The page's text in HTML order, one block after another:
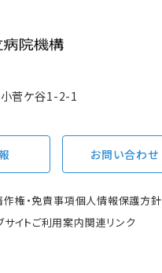
菅ケ谷1-2-1
お問い合わせ
作権・免責事項個人情報保護方針
サイトご利用案内関連リンク